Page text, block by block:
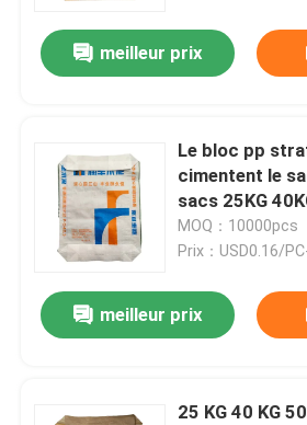
meilleur prix
Le bloc pp
cimentent le
sacs 25KG
MOQ：10000pcs
Prix：USD0.16/
meilleur prix
25 KG 40 KG